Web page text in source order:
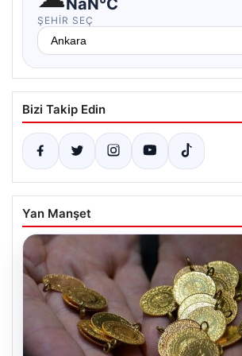
ŞEHIR SEÇ
Bizi Takip Edin
Yan Manşet